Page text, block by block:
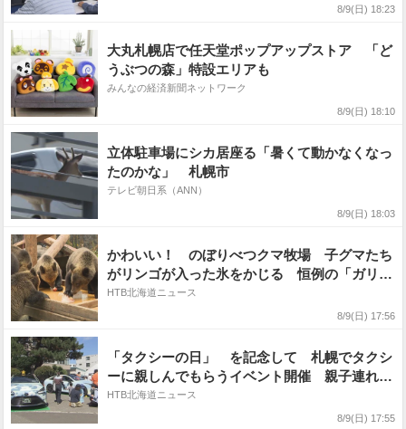
8/9(日) 18:23
大丸札幌店で任天堂ポップアップストア 「ど
うぶつの森」特設エリアも
みんなの経済新聞ネットワーク
8/9(日) 18:10
立体駐車場にシカ居座る「暑くて動かなくなっ
たのかな」 札幌市
テレビ朝日系（ANN）
8/9(日) 18:03
かわいい！ のぼりべつクマ牧場 子グマたち
がリンゴが入った氷をかじる 恒例の「ガリガ
リタイム」
HTB北海道ニュース
8/9(日) 17:56
「タクシーの日」 を記念して 札幌でタクシ
ーに親しんでもらうイベント開催 親子連れで
にぎわう
HTB北海道ニュース
8/9(日) 17:55